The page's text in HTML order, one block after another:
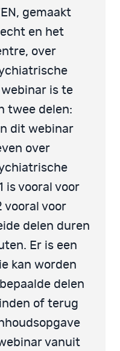
gemaakt
en het
over
is te
twee delen:
dit webinar
over
is vooral voor
vooral voor
delen duren
Er is een
kan worden
delen
of terug
vanuit